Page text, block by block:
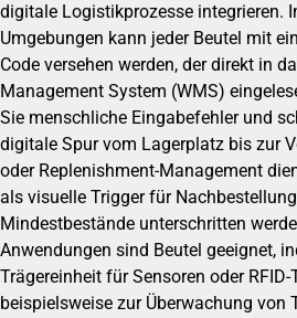
digitale Logistikprozesse integrieren.
Umgebungen kann jeder Beutel mit
Code versehen werden, der direkt in
Management System (WMS)
Sie menschliche Eingabefehler und
digitale Spur vom Lagerplatz bis zur
oder Replenishment-Management
als visuelle Trigger für
Mindestbestände unterschritten
Anwendungen sind Beutel geeignet,
Trägereinheit für Sensoren oder
beispielsweise zur Überwachung von